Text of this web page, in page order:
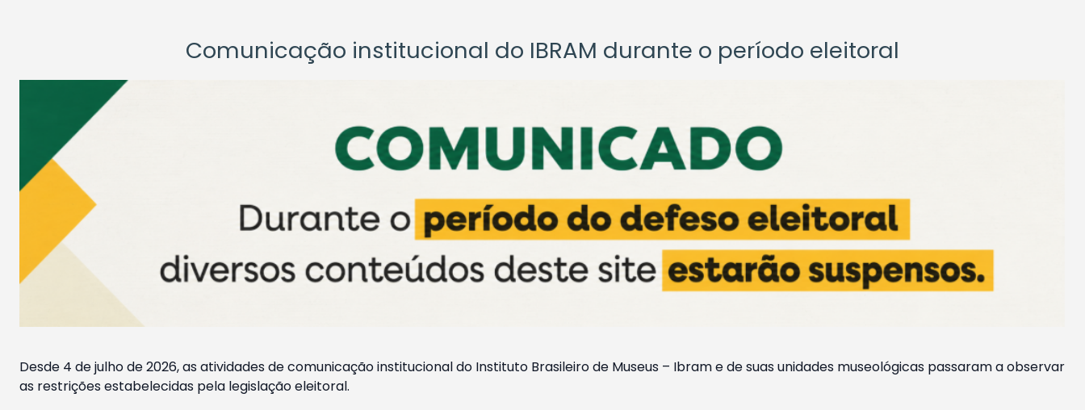
Comunicação institucional do IBRAM durante o período eleitoral
Desde 4 de julho de 2026, as atividades de comunicação institucional do Instituto Brasileiro de Museus – Ibram e de suas unidades museológicas passaram a observar
as restrições estabelecidas pela legislação eleitoral.